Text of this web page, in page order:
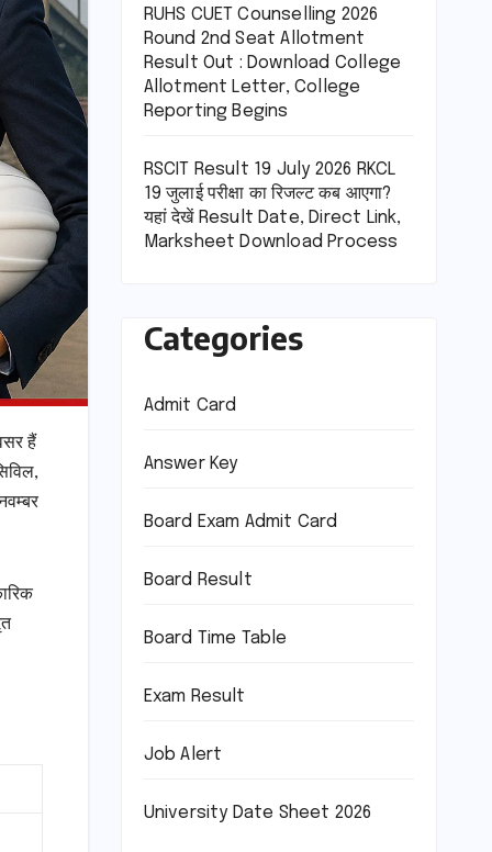
हैं
RUHS CUET Counselling 2026
Round 2nd Seat Allotment
Result Out : Download College
Allotment Letter, College
Reporting Begins
RSCIT Result 19 July 2026 RKCL
19 जुलाई परीक्षा का रिजल्ट कब आएगा?
यहां देखें Result Date, Direct Link,
Marksheet Download Process
Categories
Admit Card
Answer Key
Board Exam Admit Card
Board Result
Board Time Table
Exam Result
Job Alert
University Date Sheet 2026